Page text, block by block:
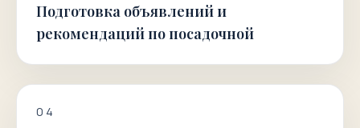
Подготовка объявлений и
рекомендаций по посадочной
0 4